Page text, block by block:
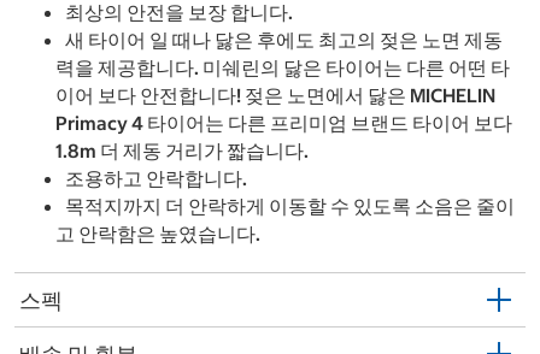
최상의 안전을 보장 합니다.
새 타이어 일 때나 닳은 후에도 최고의 젖은 노면 제동
력을 제공합니다. 미쉐린의 닳은 타이어는 다른 어떤 타
이어 보다 안전합니다! 젖은 노면에서 닳은 MICHELIN
Primacy 4 타이어는 다른 프리미엄 브랜드 타이어 보다
1.8m 더 제동 거리가 짧습니다.
조용하고 안락합니다.
목적지까지 더 안락하게 이동할 수 있도록 소음은 줄이
고 안락함은 높였습니다.
스펙